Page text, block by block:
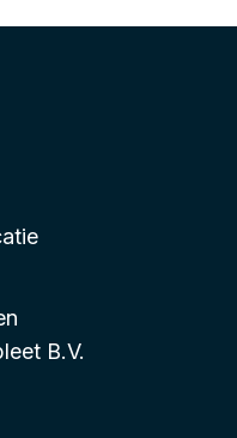
B.V.